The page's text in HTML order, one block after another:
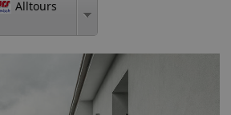
Alltours